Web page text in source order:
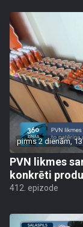
pirms 2 dienām,
PVN likmes
konkrēti
412. epizode